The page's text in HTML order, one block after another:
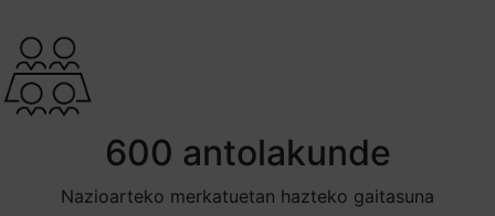
600 antolakunde
Nazioarteko merkatuetan hazteko gaitasuna